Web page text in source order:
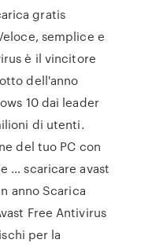
gratis
semplice e
è il vincitore
dell'anno
10 dai leader
di utenti.
del tuo PC con
… scaricare avast
anno Scarica
Free Antivirus
per la